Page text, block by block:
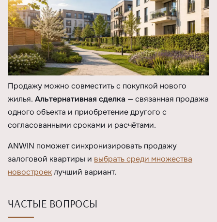
Продажу можно совместить с покупкой нового
жилья. Альтернативная сделка — связанная продажа
одного объекта и приобретение другого с
согласованными сроками и расчётами.
ANWIN поможет синхронизировать продажу
залоговой квартиры и выбрать среди множества
новостроеклучший вариант.
ЧАСТЫЕ ВОПРОСЫ